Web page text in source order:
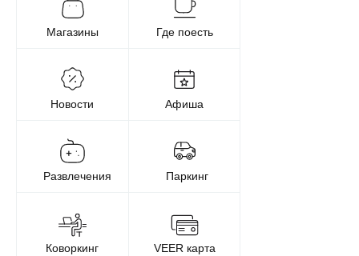
Магазины Где поесть
Новости
Паркинг
Афиша
Развлечения
VEER карта
Коворкинг